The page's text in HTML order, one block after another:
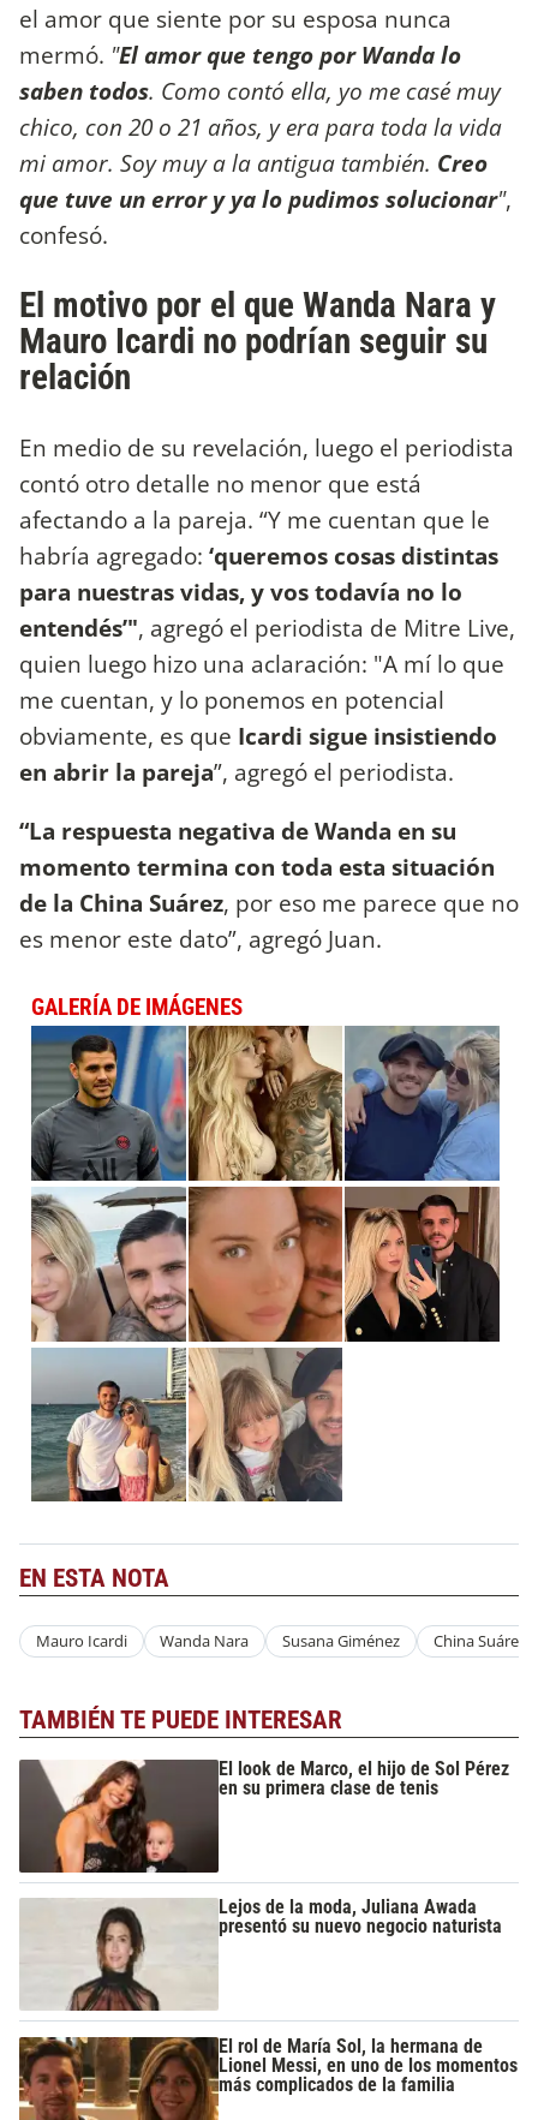
el amor que siente por su esposa nunca
mermó. "El amor que tengo por Wanda lo
saben todos. Como contó ella, yo me casé muy
chico, con 20 o 21 años, y era para toda la vida
mi amor. Soy muy a la antigua también. Creo
que tuve un error y ya lo pudimos solucionar",
confesó.
El motivo por el que Wanda Nara y
Mauro Icardi no podrían seguir su
relación
En medio de su revelación, luego el periodista
contó otro detalle no menor que está
afectando a la pareja. “Y me cuentan que le
habría agregado: ‘queremos cosas distintas
para nuestras vidas, y vos todavía no lo
entendés’", agregó el periodista de Mitre Live,
quien luego hizo una aclaración: "A mí lo que
me cuentan, y lo ponemos en potencial
obviamente, es que Icardi sigue insistiendo
en abrir la pareja”, agregó el periodista.
“La respuesta negativa de Wanda en su
momento termina con toda esta situación
de la China Suárez, por eso me parece que no
es menor este dato”, agregó Juan.
GALERÍA DE IMÁGENES
EN ESTA NOTA
Mauro Icardi Wanda Nara Susana Giménez China Suárez
TAMBIÉN TE PUEDE INTERESAR
El look de Marco, el hijo de Sol Pérez
en su primera clase de tenis
Lejos de la moda, Juliana Awada
presentó su nuevo negocio naturista
El rol de María Sol, la hermana de
Lionel Messi, en uno de los momentos
más complicados de la familia